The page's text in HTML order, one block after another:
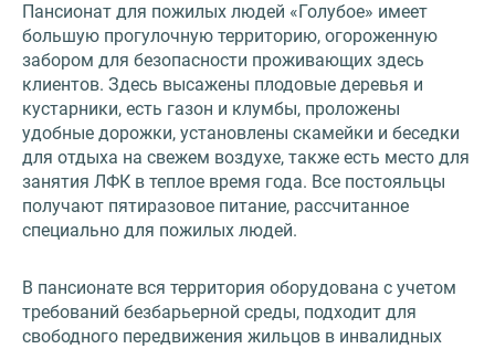
Пансионат для пожилых людей «Голубое» имеет
большую прогулочную территорию, огороженную
забором для безопасности проживающих здесь
клиентов. Здесь высажены плодовые деревья и
кустарники, есть газон и клумбы, проложены
удобные дорожки, установлены скамейки и беседки
для отдыха на свежем воздухе, также есть место для
занятия ЛФК в теплое время года. Все постояльцы
получают пятиразовое питание, рассчитанное
специально для пожилых людей.
В пансионате вся территория оборудована с учетом
требований безбарьерной среды, подходит для
свободного передвижения жильцов в инвалидных